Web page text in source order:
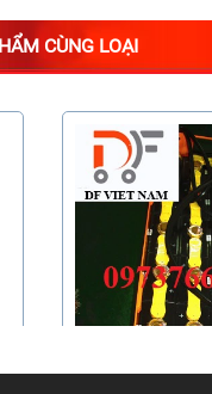
CÙNG LOẠI